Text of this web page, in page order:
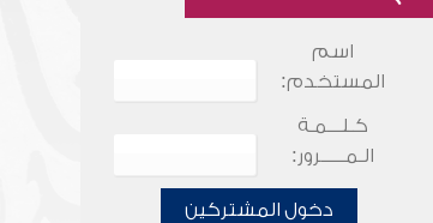
اسم
المستخدم:
كـلـــمـة
الـمـــــرور:
دخول المشتركين